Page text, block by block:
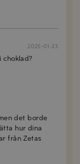
2025-01-23
choklad?
det borde
hur dina
från Zetas